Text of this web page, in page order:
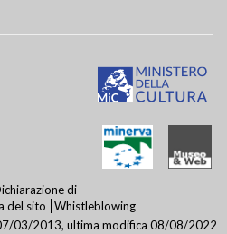
di
del sito
Whistleblowing
03/2013, ultima modifica 08/08/2022